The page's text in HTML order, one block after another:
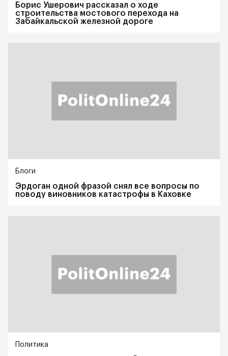
Борис Ушерович рассказал о ходе
строительства мостового перехода на
Забайкальской железной дороге
Блоги
Эрдоган одной фразой снял все вопросы по
поводу виновников катастрофы в Каховке
Политика